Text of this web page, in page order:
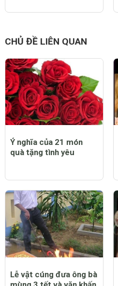
Thời tiết Tết nguyên
biển Đông
CHỦ ĐỀ LIÊN QUAN
Ý nghĩa của 21 món
quà tặng tình yêu